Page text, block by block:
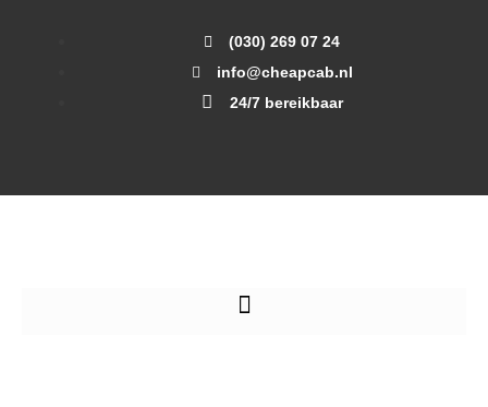
(030) 269 07 24
info@cheapcab.nl
24/7 bereikbaar